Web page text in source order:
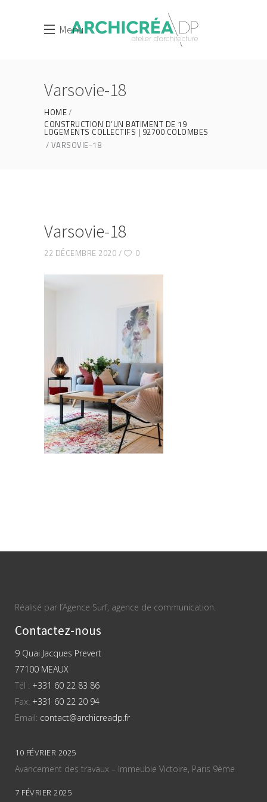
Menu
Varsovie-18
HOME
CONSTRUCTION D’UN BATIMENT DE 19
LOGEMENTS COLLECTIFS | 92700 COLOMBES
VARSOVIE-18
Varsovie-18
22 DÉCEMBRE 2020 0
Réalisé par l’Agence Surf, agence de communication.
Contactez-nous
9 Quai Jacques Prevert
77100 MEAUX
Tél : +331 60 22 83 86
Fax: +331 60 22 20 94
Email: contact@archicreadp.fr
10 FÉVRIER 2025
Avancement des travaux – Immeuble Victoire, Paris 9ème
7 FÉVRIER 2025